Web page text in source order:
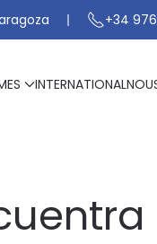
+34
INTERNATIONAL